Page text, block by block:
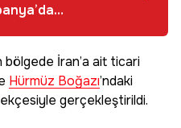
bölgede İran’a ait ticari
Hürmüz Boğazı’ndaki
gerçekleştirildi.